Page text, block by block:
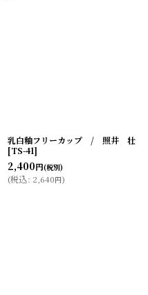
乳白釉フリーカップ / 照井 壮
[TS-41]
2,400円(税別)
(税込: 2,640円)